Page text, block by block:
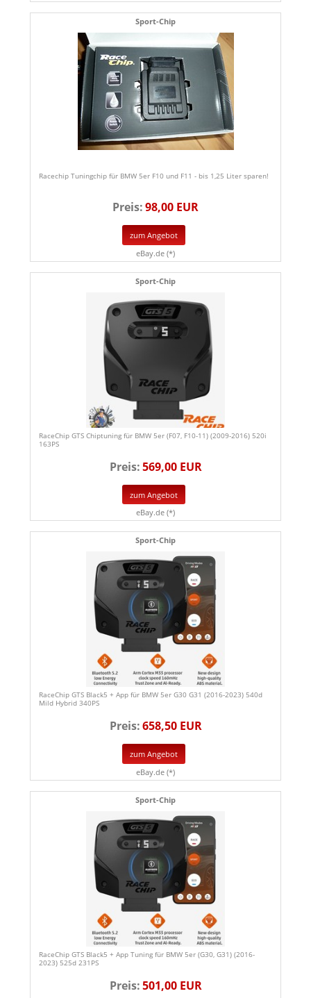
Sport-Chip
Racechip Tuningchip für BMW 5er F10 und F11 - bis 1,25 Liter sparen!
Preis:98,00 EUR
zum Angebot
eBay.de (*)
Sport-Chip
RaceChip GTS Chiptuning für BMW 5er (F07, F10-11) (2009-2016) 520i
163PS
Preis:569,00 EUR
zum Angebot
eBay.de (*)
Sport-Chip
RaceChip GTS Black5 + App für BMW 5er G30 G31 (2016-2023) 540d
Mild Hybrid 340PS
Preis:658,50 EUR
zum Angebot
eBay.de (*)
Sport-Chip
RaceChip GTS Black5 + App Tuning für BMW 5er (G30, G31) (2016-
2023) 525d 231PS
Preis:501,00 EUR